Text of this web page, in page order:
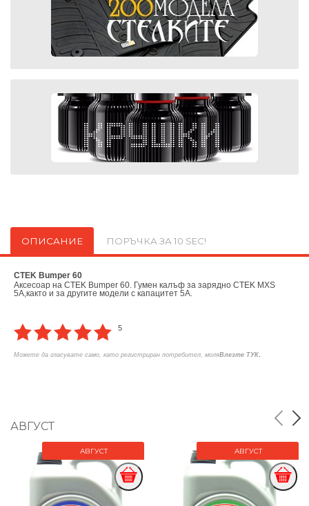
ОПИСАНИЕ ПОРЪЧКА ЗА 10 SEC!
CTEK Bumper 60
Аксесоар на CTEK Bumper 60. Гумен калъф за зарядно CTEK MXS
5A,както и за другите модели с капацитет 5А.
5
Можете да гласувате само, като регистриран потребител, моляВлезте ТУК
АВГУСТ
АВГУСТ АВГУСТ